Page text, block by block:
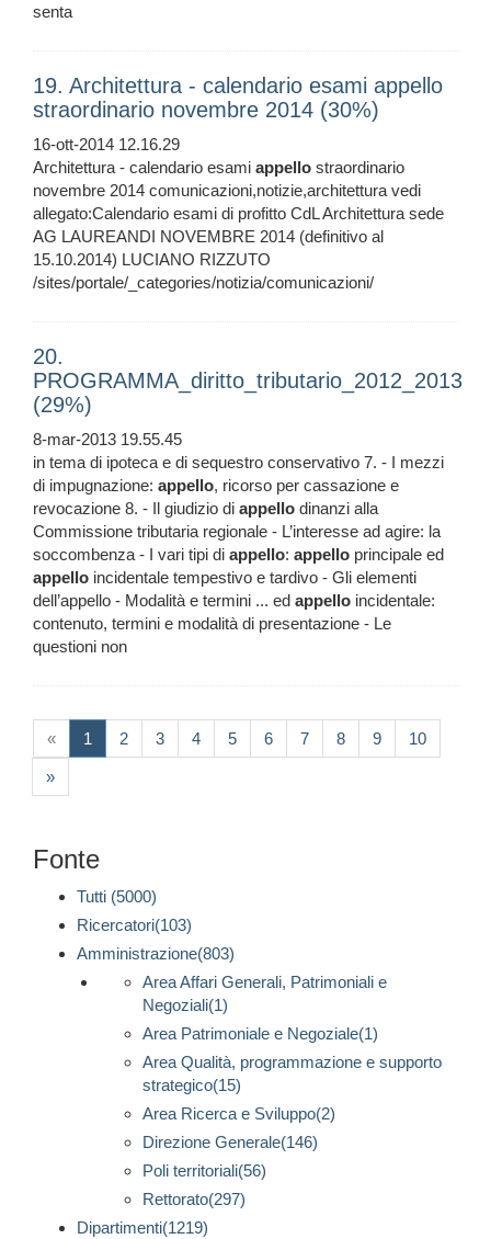
senta
19. Architettura - calendario esami appello
straordinario novembre 2014 (30%)
16-ott-2014 12.16.29
Architettura - calendario esami appello straordinario
novembre 2014 comunicazioni,notizie,architettura vedi
allegato:Calendario esami di profitto CdL Architettura sede
AG LAUREANDI NOVEMBRE 2014 (definitivo al
15.10.2014) LUCIANO RIZZUTO
/sites/portale/_categories/notizia/comunicazioni/
20.
PROGRAMMA_diritto_tributario_2012_2013
(29%)
8-mar-2013 19.55.45
in tema di ipoteca e di sequestro conservativo 7. - I mezzi
di impugnazione: appello, ricorso per cassazione e
revocazione 8. - Il giudizio di appello dinanzi alla
Commissione tributaria regionale - L’interesse ad agire: la
soccombenza - I vari tipi di appello: appello principale ed
appello incidentale tempestivo e tardivo - Gli elementi
dell’appello - Modalità e termini ... ed appello incidentale:
contenuto, termini e modalità di presentazione - Le
questioni non
« 1 (current)
2 3 4 5 6 7 8 9 10
»
Fonte
Tutti (5000)
Ricercatori(103)
Amministrazione(803)
Area Affari Generali, Patrimoniali e
Negoziali(1)
Area Patrimoniale e Negoziale(1)
Area Qualità, programmazione e supporto
strategico(15)
Area Ricerca e Sviluppo(2)
Direzione Generale(146)
Poli territoriali(56)
Rettorato(297)
Dipartimenti(1219)